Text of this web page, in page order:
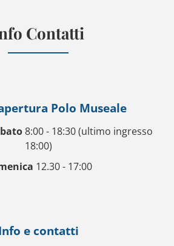
Contatti
Polo Museale
8:00 - 18:30 (ultimo ingresso
18:00)
12.30 - 17:00
e contatti